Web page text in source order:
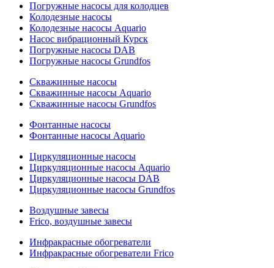
Погружные насосы для колодцев
Колодезные насосы
Колодезные насосы Aquario
Насос вибрационный Курск
Погружные насосы DAB
Погружные насосы Grundfos
Скважинные насосы
Скважинные насосы Aquario
Скважинные насосы Grundfos
Фонтанные насосы
Фонтанные насосы Aquario
Циркуляционные насосы
Циркуляционные насосы Aquario
Циркуляционные насосы DAB
Циркуляционные насосы Grundfos
Воздушные завесы
Frico, воздушные завесы
Инфракрасные обогреватели
Инфракрасные обогреватели Frico